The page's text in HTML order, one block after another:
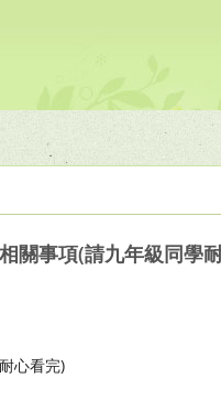
關事項(請九年級同學
心看完)